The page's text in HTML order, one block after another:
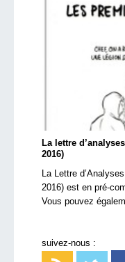
La lettre
2016)
La Lettre
2016) est en pré-
Vous pouvez
suivez-nous :